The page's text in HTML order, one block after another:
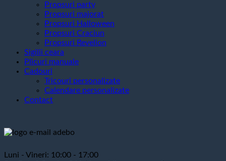
Propsuri party
Propsuri majorat
Propsuri Halloween
Propsuri Craciun
Propsuri Revelion
Sigilii ceara
Plicuri manuale
Cadouri
Tricouri personalizate
Calendare personalizate
Contact
Luni - Vineri: 10:00 - 17:00